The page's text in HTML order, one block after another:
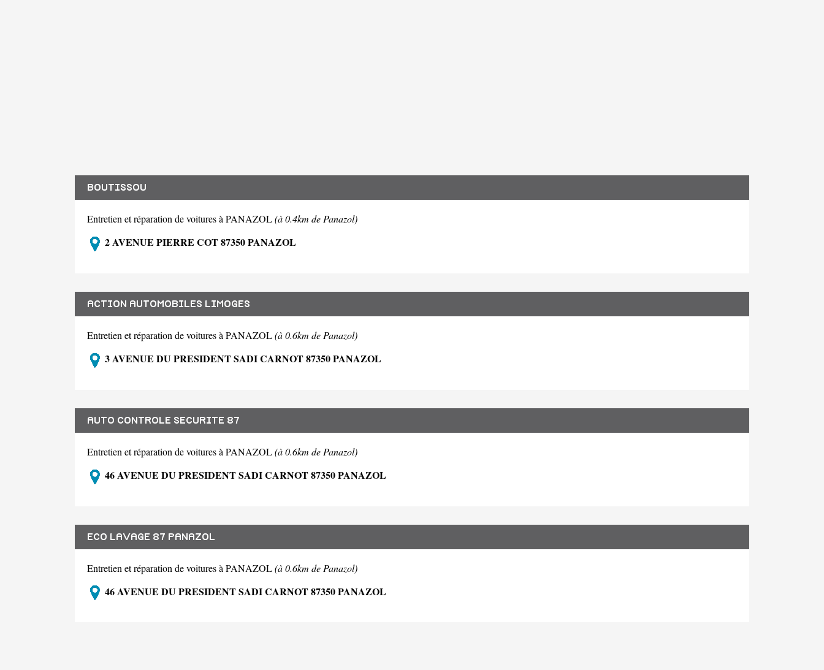
BOUTISSOU
Entretien et réparation de voitures à PANAZOL(à 0.4km de Panazol)
2 AVENUE PIERRE COT 87350 PANAZOL
ACTION AUTOMOBILES LIMOGES
Entretien et réparation de voitures à PANAZOL(à 0.6km de Panazol)
3 AVENUE DU PRESIDENT SADI CARNOT 87350 PANAZOL
AUTO CONTROLE SECURITE 87
Entretien et réparation de voitures à PANAZOL(à 0.6km de Panazol)
46 AVENUE DU PRESIDENT SADI CARNOT 87350 PANAZOL
ECO LAVAGE 87 PANAZOL
Entretien et réparation de voitures à PANAZOL(à 0.6km de Panazol)
46 AVENUE DU PRESIDENT SADI CARNOT 87350 PANAZOL